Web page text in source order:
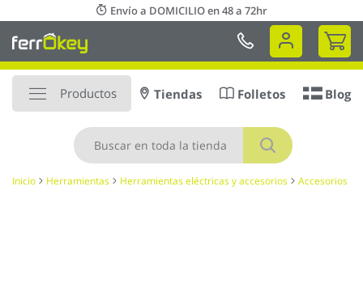
al
contenido
Envío a DOMICILIO en 48 a 72hr
Mi
Productos
Buscar
Tiendas Folletos Blog
Inicio Herramientas Herramientas eléctricas y accesorios Accesorios